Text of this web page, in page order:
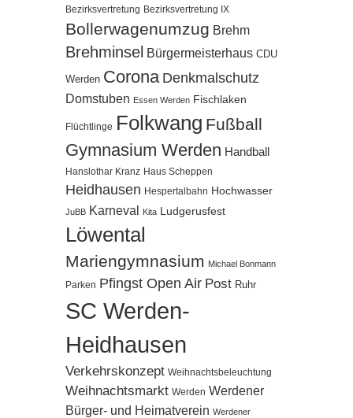
Bezirksvertretung Bezirksvertretung IX
Bollerwagenumzug Brehm
Brehminsel Bürgermeisterhaus CDU
Werden Corona Denkmalschutz
Domstuben Essen Werden Fischlaken
Flüchtlinge Folkwang Fußball
Gymnasium Werden Handball
Hanslothar Kranz Haus Scheppen
Heidhausen Hespertalbahn Hochwasser
JuBB Karneval Kita Ludgerusfest
Löwental
Mariengymnasium Michael Bonmann
Parken Pfingst Open Air Post Ruhr
SC Werden-
Heidhausen
Verkehrskonzept Weihnachtsbeleuchtung
Weihnachtsmarkt Werden Werdener
Bürger- und Heimatverein Werdener